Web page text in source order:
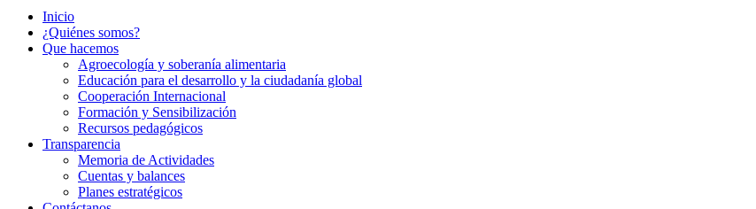
Inicio
¿Quiénes somos?
Que hacemos
Agroecología y soberanía alimentaria
Educación para el desarrollo y la ciudadanía global
Cooperación Internacional
Formación y Sensibilización
Recursos pedagógicos
Transparencia
Memoria de Actividades
Cuentas y balances
Planes estratégicos